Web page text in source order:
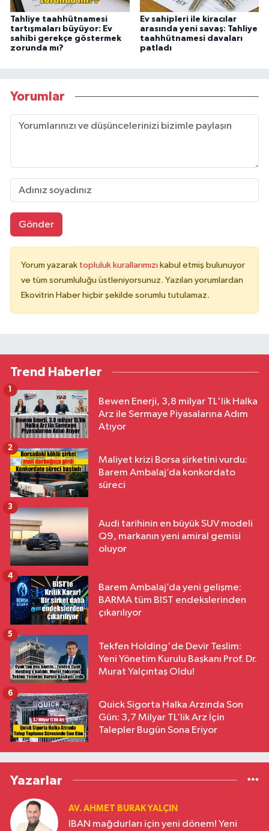
Tahliye taahhütnamesi
tartışmaları büyüyor: Ev
sahibi gerekçe göstermek
zorunda mı?
Ev sahipleri ile kiracılar
arasında yeni savaş: Tahliye
taahhütnamesi davaları
patladı
Yorumlar
Gönder
Yorum yazarak topluluk kurallarımızı kabul etmiş bulunuyor
ve tüm sorumluluğu üstleniyorsunuz. Yazılan yorumlardan
Ekovitrin Haber hiçbir şekilde sorumlu tutulamaz.
Trend Haberler
Bewen Enerji, 3,8 milyar TL'lik Halka
Arz ile Sermaye Piyasalarına Adım
Atıyor
1
Maliyet krizi Borsa şirketini vurdu:
Barem Ambalaj’da konkordato
süreci
2
Audi tarihinin en büyük SUV modeli
Q9, markanın yeni amiral gemisi
oluyor
3
Barem Ambalaj’da yeni gelişme:
BARMA tüm BIST endekslerinden
çıkarılıyor
4
Tekfen Holding'de Devir Teslim:
Yeni Yönetim Kurulu Başkanı Prof. Dr.
Murat Yalçıntaş Oldu!
5
Quick Sigorta Halka Arzında Son
Gün: 3,7 Milyar TL’lik Arz İçin
Talepler Bugün Sona Eriyor
6
Yazarlar
AV. AHMET BURAK YALÇIN
IBAN mağdurları için yeni dönem! Yeni